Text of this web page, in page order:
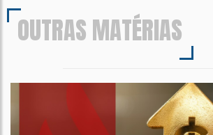
OUTRAS MATÉRIAS